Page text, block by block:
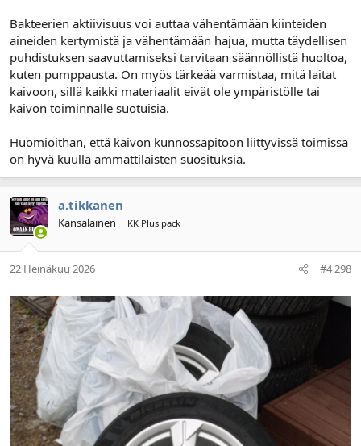
Bakteerien aktiivisuus voi auttaa vähentämään kiinteiden
aineiden kertymistä ja vähentämään hajua, mutta täydellisen
puhdistuksen saavuttamiseksi tarvitaan säännöllistä huoltoa,
kuten pumppausta. On myös tärkeää varmistaa, mitä laitat
kaivoon, sillä kaikki materiaalit eivät ole ympäristölle tai
kaivon toiminnalle suotuisia.
Huomioithan, että kaivon kunnossapitoon liittyvissä toimissa
on hyvä kuulla ammattilaisten suosituksia.
a.tikkanen
Kansalainen KK Plus pack
22 Heinäkuu 2026 #4 298